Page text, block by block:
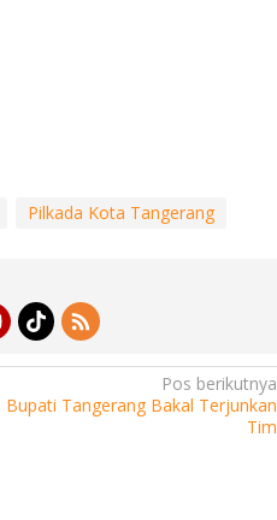
Pilkada Kota Tangerang
Pos berikutnya
Bupati Tangerang Bakal Terjunkan
Tim